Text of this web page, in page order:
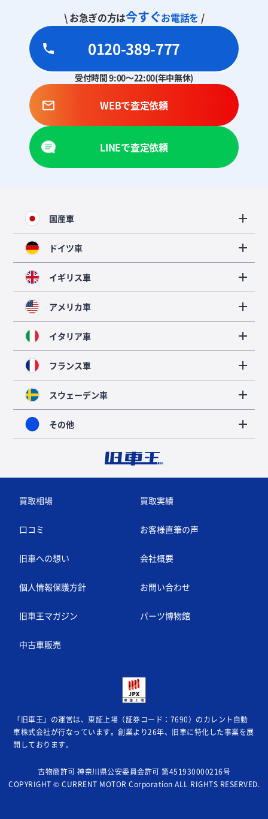
\ お急ぎの方は今すぐお電話を /
0120-389-777
受付時間 9:00～22:00(年中無休)
WEBで査定依頼
LINEで査定依頼
国産車
ドイツ車
イギリス車
アメリカ車
イタリア車
フランス車
スウェーデン車
その他
買取相場 買取実績
口コミ お客様直筆の声
旧車への想い 会社概要
個人情報保護方針 お問い合わせ
旧車王マガジン パーツ博物館
中古車販売
「旧車王」の運営は、東証上場（証券コード：7690）のカレント自動
車株式会社が行なっています。創業より26年、旧車に特化した事業を展
開しております。
古物商許可 神奈川県公安委員会許可 第451930000216号
COPYRIGHT © CURRENT MOTOR Corporation ALL RIGHTS RESERVED.